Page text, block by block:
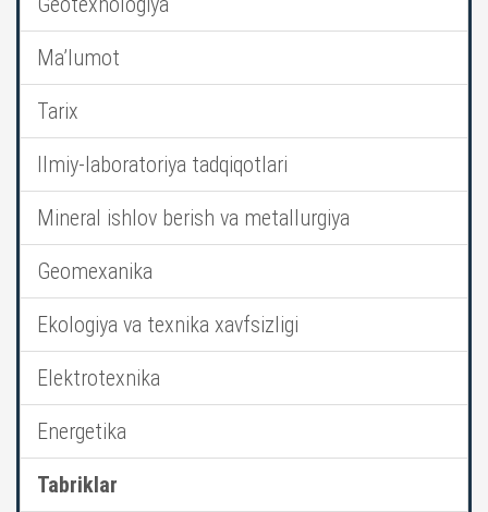
Ma’lumot
Tarix
Ilmiy-laboratoriya tadqiqotlari
Mineral ishlov berish va metallurgiya
Geomexanika
Ekologiya va texnika xavfsizligi
Elektrotexnika
Energetika
Tabriklar